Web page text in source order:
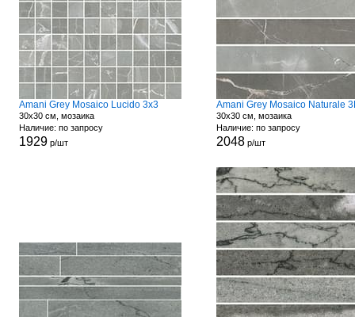
Amani Grey Mosaico Lucido 3x3
30x30 см, мозаика
Наличие: по запросу
1929р/шт
30x30 см, мозаика
Наличие: по запросу
2048р/шт